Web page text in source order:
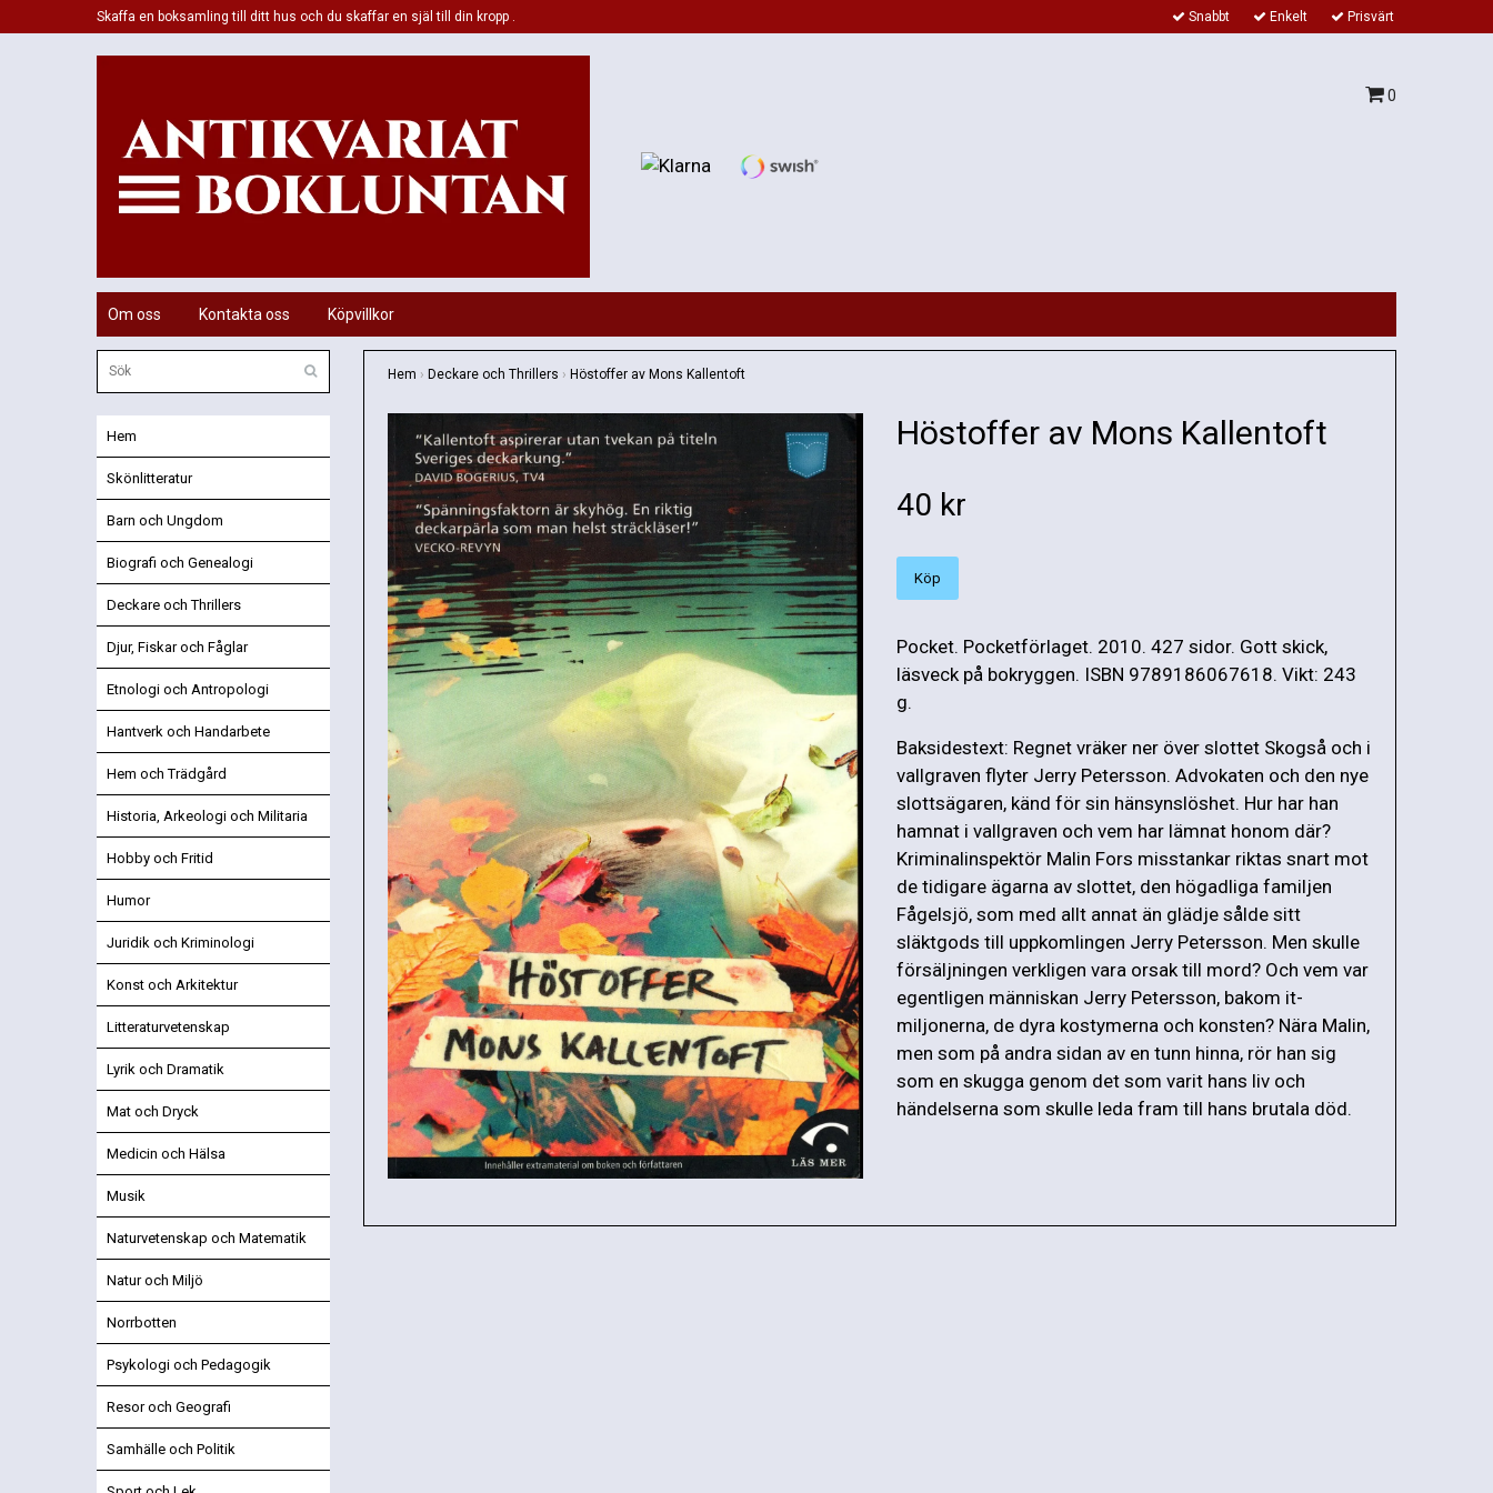
Skaffa en boksamling till ditt hus och du skaffar en själ till din kropp . Snabbt Enkelt Prisvärt
0
Om oss Kontakta oss Köpvillkor
Hem
Skönlitteratur
Barn och Ungdom
Biografi och Genealogi
Deckare och Thrillers
Djur, Fiskar och Fåglar
Etnologi och Antropologi
Hantverk och Handarbete
Hem och Trädgård
Historia, Arkeologi och Militaria
Hobby och Fritid
Humor
Juridik och Kriminologi
Konst och Arkitektur
Litteraturvetenskap
Lyrik och Dramatik
Mat och Dryck
Medicin och Hälsa
Musik
Naturvetenskap och Matematik
Natur och Miljö
Norrbotten
Psykologi och Pedagogik
Resor och Geografi
Samhälle och Politik
Hem › Deckare och Thrillers › Höstoffer av Mons Kallentoft
Höstoffer av Mons Kallentoft
40 kr
Köp
Pocket. Pocketförlaget. 2010. 427 sidor. Gott skick,
läsveck på bokryggen. ISBN 9789186067618. Vikt: 243
g.
Baksidestext: Regnet vräker ner över slottet Skogså och i
vallgraven flyter Jerry Petersson. Advokaten och den nye
slottsägaren, känd för sin hänsynslöshet. Hur har han
hamnat i vallgraven och vem har lämnat honom där?
Kriminalinspektör Malin Fors misstankar riktas snart mot
de tidigare ägarna av slottet, den högadliga familjen
Fågelsjö, som med allt annat än glädje sålde sitt
släktgods till uppkomlingen Jerry Petersson. Men skulle
försäljningen verkligen vara orsak till mord? Och vem var
egentligen människan Jerry Petersson, bakom it-
miljonerna, de dyra kostymerna och konsten? Nära Malin,
men som på andra sidan av en tunn hinna, rör han sig
som en skugga genom det som varit hans liv och
händelserna som skulle leda fram till hans brutala död.